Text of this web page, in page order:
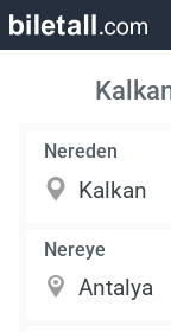
Nereden
Nereye